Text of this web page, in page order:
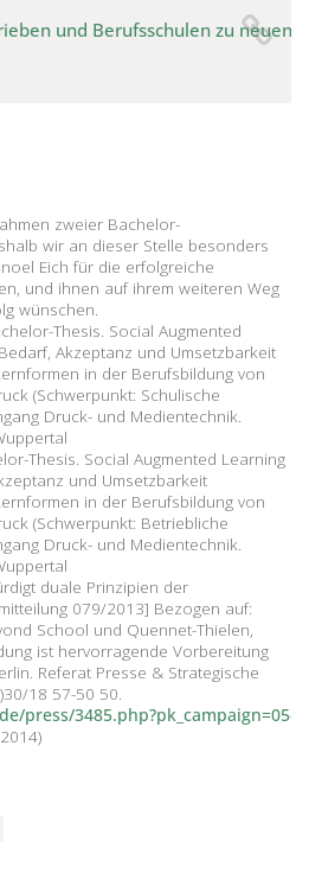
und Berufsschulen zu neuen
zweier Bachelor-
wir an dieser Stelle besonders
Eich für die erfolgreiche
und ihnen auf ihrem weiteren Weg
wünschen.
Thesis. Social Augmented
Akzeptanz und Umsetzbarkeit
in der Berufsbildung von
(Schwerpunkt: Schulische
Druck- und Medientechnik.
Thesis. Social Augmented Learning
und Umsetzbarkeit
in der Berufsbildung von
(Schwerpunkt: Betriebliche
Druck- und Medientechnik.
duale Prinzipien der
079/2013] Bezogen auf:
School und Quennet-Thielen,
ist hervorragende Vorbereitung
Referat Presse & Strategische
18 57-50 50.
press/3485.php?pk_campaign=05-